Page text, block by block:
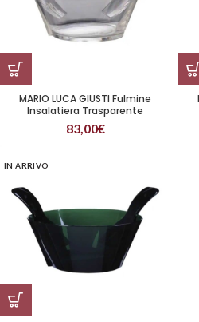
MARIO LUCA GIUSTI Fulmine
Insalatiera Trasparente
83,00€
IN ARRIVO